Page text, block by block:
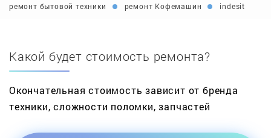
ремонт бытовой техники ремонт Кофемашин indesit
Какой будет стоимость ремонта?
Окончательная стоимость зависит от бренда
техники, сложности поломки, запчастей